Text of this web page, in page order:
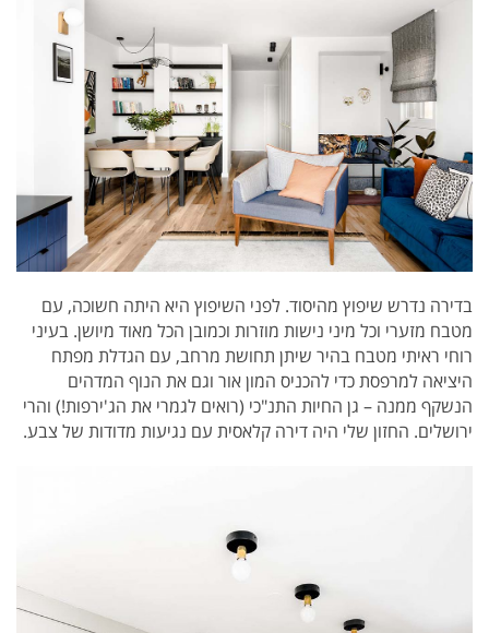
בדירה נדרש שיפוץ מהיסוד. לפני השיפוץ היא היתה חשוכה, עם
מטבח מזערי וכל מיני נישות מוזרות וכמובן הכל מאוד מיושן. בעיני
רוחי ראיתי מטבח בהיר שיתן תחושת מרחב, עם הגדלת מפתח
היציאה למרפסת כדי להכניס המון אור וגם את הנוף המדהים
הנשקף ממנה – גן החיות התנ"כי (רואים לגמרי את הג'ירפות!) והרי
ירושלים. החזון שלי היה דירה קלאסית עם נגיעות מדודות של צבע.